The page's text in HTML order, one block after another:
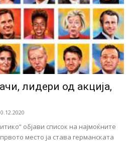
лидери од акција,
објави список на најмоќните
место ја става германската